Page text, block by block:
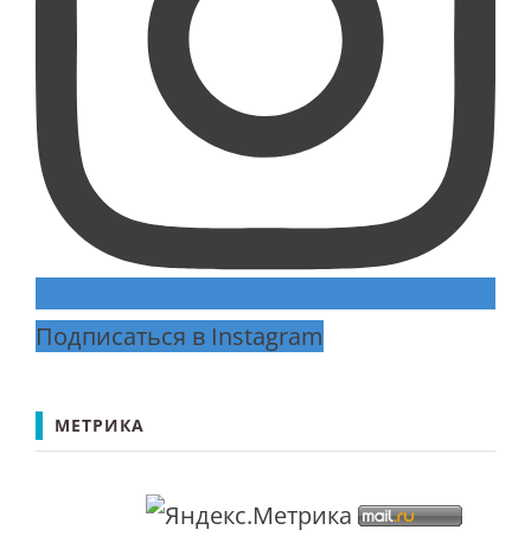
Подписаться в Instagram
МЕТРИКА